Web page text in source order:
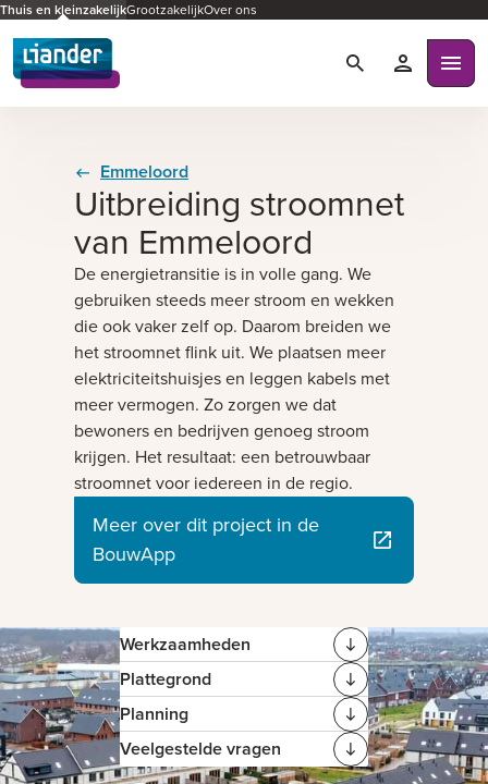
Thuis en kleinzakelijkGrootzakelijkOver ons
ZoekenMijn
Emmeloord
Uitbreiding stroomnet
van Emmeloord
De energietransitie is in volle gang. We
gebruiken steeds meer stroom en wekken
die ook vaker zelf op. Daarom breiden we
het stroomnet flink uit. We plaatsen meer
elektriciteitshuisjes en leggen kabels met
meer vermogen. Zo zorgen we dat
bewoners en bedrijven genoeg stroom
krijgen. Het resultaat: een betrouwbaar
stroomnet voor iedereen in de regio.
Meer over dit project in de
BouwApp
Werkzaamheden
Plattegrond
Planning
Veelgestelde vragen